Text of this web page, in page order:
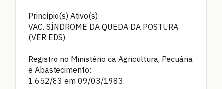
Princípio(s) Ativo(s):
VAC. SÍNDROME DA QUEDA DA POSTURA
(VER EDS)
Registro no Ministério da Agricultura, Pecuária
e Abastecimento:
1.652/83 em 09/03/1983.